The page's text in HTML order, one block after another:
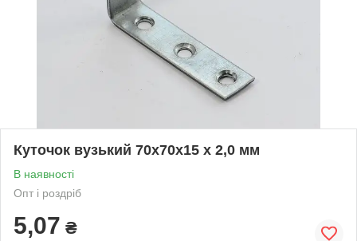
Куточок вузький 70х70х15 х 2,0 мм
В наявності
Опт і роздріб
5,07 ₴